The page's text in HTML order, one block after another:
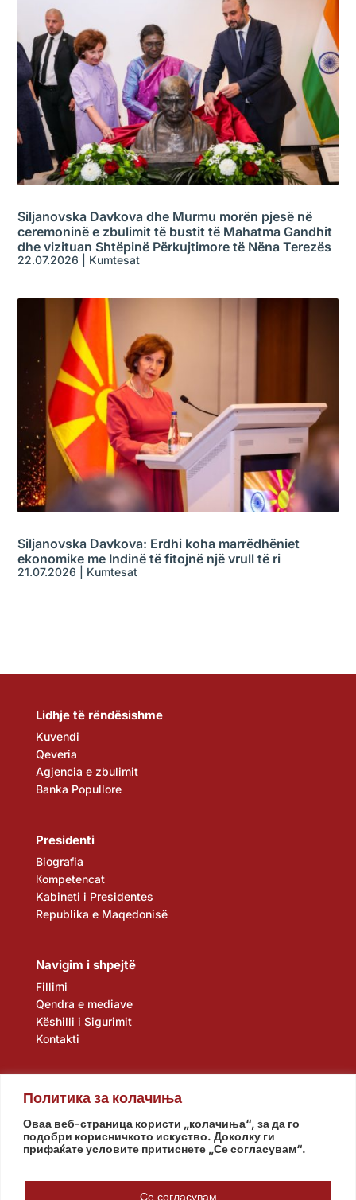
Политика за колачиња
Оваа веб-страница користи „колачиња“, за да го
подобри корисничкото искуство. Доколку ги
прифаќате условите притиснете „Се согласувам“.
Се согласувам
Siljanovska Davkova dhe Murmu morën pjesë në
ceremoninë e zbulimit të bustit të Mahatma Gandhit
dhe vizituan Shtëpinë Përkujtimore të Nëna Terezës
22.07.2026 Kumtesat
Siljanovska Davkova: Erdhi koha marrëdhëniet
ekonomike me Indinë të fitojnë një vrull të ri
21.07.2026 Kumtesat
Lidhje të rëndësishme
Kuvendi
Qeveria
Agjencia e zbulimit
Banka Popullore
Presidenti
Biografia
Кompetencat
Kabineti i Presidentes
Republika e Maqedonisë
Navigim i shpejtë
Fillimi
Qendra e mediave
Këshilli i Sigurimit
Kontakti